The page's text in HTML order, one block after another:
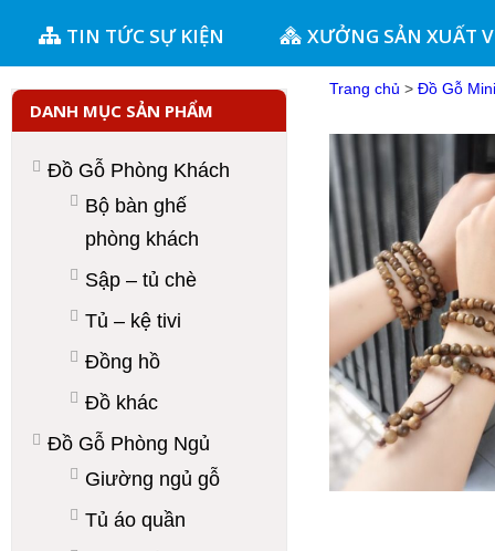
TIN TỨC SỰ KIỆN XƯỞNG SẢN XUẤT
Trang chủ > Đồ Gỗ Mini
DANH MỤC SẢN PHẨM
Đồ Gỗ Phòng Khách
Bộ bàn ghế
phòng khách
Sập – tủ chè
Tủ – kệ tivi
Đồng hồ
Đồ khác
Đồ Gỗ Phòng Ngủ
Giường ngủ gỗ
Tủ áo quần